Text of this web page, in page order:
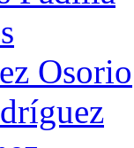
Osorio